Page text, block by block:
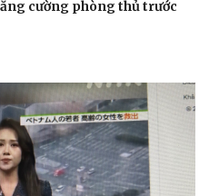
cường phòng thủ trước